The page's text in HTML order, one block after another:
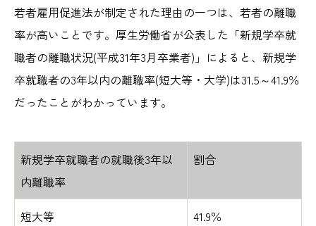
若者雇用促進法が制定された理由の一つは、若者の離職
率が高いことです。厚生労働省が公表した「新規学卒就
職者の離職状況(平成31年3月卒業者)」によると、新規学
卒就職者の3年以内の離職率(短大等・大学)は31.5～41.9％
だったことがわかっています。
新規学卒就職者の就職後3年以
内離職率
割合
短大等 41.9％